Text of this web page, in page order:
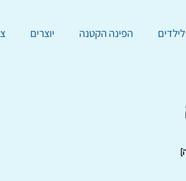
הפינה הקטנה יוצרים